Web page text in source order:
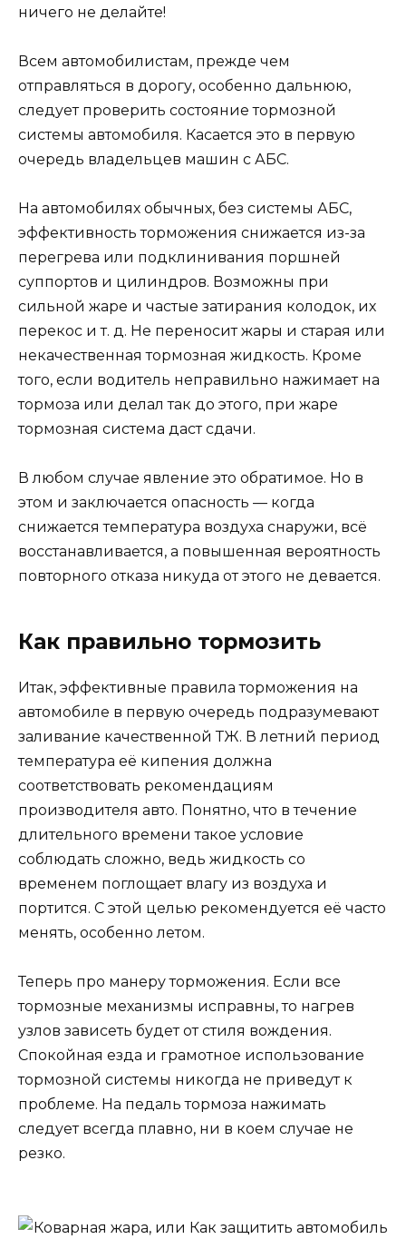
ничего не делайте!
Всем автомобилистам, прежде чем
отправляться в дорогу, особенно дальнюю,
следует проверить состояние тормозной
системы автомобиля. Касается это в первую
очередь владельцев машин с АБС.
На автомобилях обычных, без системы АБС,
эффективность торможения снижается из-за
перегрева или подклинивания поршней
суппортов и цилиндров. Возможны при
сильной жаре и частые затирания колодок, их
перекос и т. д. Не переносит жары и старая или
некачественная тормозная жидкость. Кроме
того, если водитель неправильно нажимает на
тормоза или делал так до этого, при жаре
тормозная система даст сдачи.
В любом случае явление это обратимое. Но в
этом и заключается опасность — когда
снижается температура воздуха снаружи, всё
восстанавливается, а повышенная вероятность
повторного отказа никуда от этого не девается.
Как правильно тормозить
Итак, эффективные правила торможения на
автомобиле в первую очередь подразумевают
заливание качественной ТЖ. В летний период
температура её кипения должна
соответствовать рекомендациям
производителя авто. Понятно, что в течение
длительного времени такое условие
соблюдать сложно, ведь жидкость со
временем поглощает влагу из воздуха и
портится. С этой целью рекомендуется её часто
менять, особенно летом.
Теперь про манеру торможения. Если все
тормозные механизмы исправны, то нагрев
узлов зависеть будет от стиля вождения.
Спокойная езда и грамотное использование
тормозной системы никогда не приведут к
проблеме. На педаль тормоза нажимать
следует всегда плавно, ни в коем случае не
резко.